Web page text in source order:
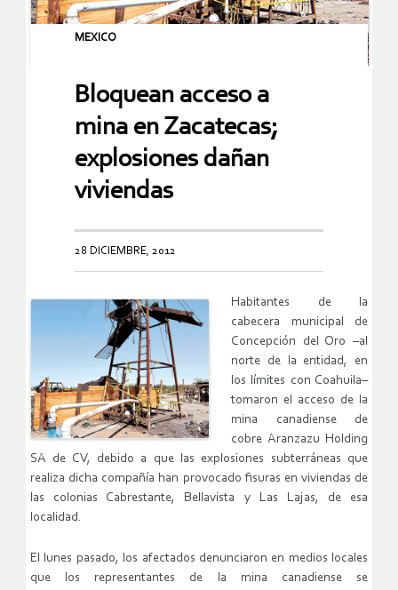
MEXICO
Bloquean acceso a
mina en Zacatecas;
explosiones dañan
viviendas
28 DICIEMBRE, 2012
Habitantes de la
cabecera municipal de
Concepción del Oro –al
norte de la entidad, en
los límites con Coahuila–
tomaron el acceso de la
mina canadiense de
cobre Aranzazu Holding
SA de CV, debido a que las explosiones subterráneas que
realiza dicha compañía han provocado fisuras en viviendas de
las colonias Cabrestante, Bellavista y Las Lajas, de esa
localidad.
El lunes pasado, los afectados denunciaron en medios locales
que los representantes de la mina canadiense se